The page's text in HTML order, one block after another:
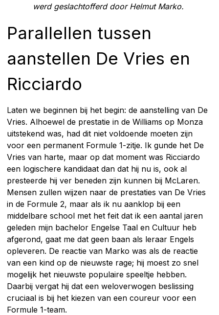
werd geslachtofferd door Helmut Marko.
Parallellen tussen
aanstellen De Vries en
Ricciardo
Laten we beginnen bij het begin: de aanstelling van De
Vries. Alhoewel de prestatie in de Williams op Monza
uitstekend was, had dit niet voldoende moeten zijn
voor een permanent Formule 1-zitje. Ik gunde het De
Vries van harte, maar op dat moment was Ricciardo
een logischere kandidaat dan dat hij nu is, ook al
presteerde hij ver beneden zijn kunnen bij McLaren.
Mensen zullen wijzen naar de prestaties van De Vries
in de Formule 2, maar als ik nu aanklop bij een
middelbare school met het feit dat ik een aantal jaren
geleden mijn bachelor Engelse Taal en Cultuur heb
afgerond, gaat me dat geen baan als leraar Engels
opleveren. De reactie van Marko was als de reactie
van een kind op de nieuwste rage; hij moest zo snel
mogelijk het nieuwste populaire speeltje hebben.
Daarbij vergat hij dat een weloverwogen beslissing
cruciaal is bij het kiezen van een coureur voor een
Formule 1-team.